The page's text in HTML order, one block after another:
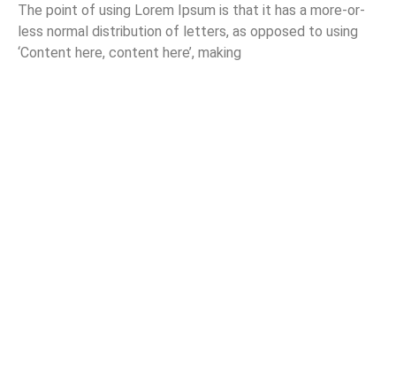
The point of using Lorem Ipsum is that it has a more-or-
less normal distribution of letters, as opposed to using
‘Content here, content here’, making